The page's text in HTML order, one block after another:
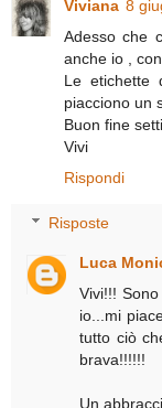
Viviana 8
Adesso che
anche io ,
Le etichette
piacciono un
Buon fine
Vivi
Rispondi
Risposte
Luca
Vivi!!!
io...mi
tutto ciò
brava!!!!!!
Un